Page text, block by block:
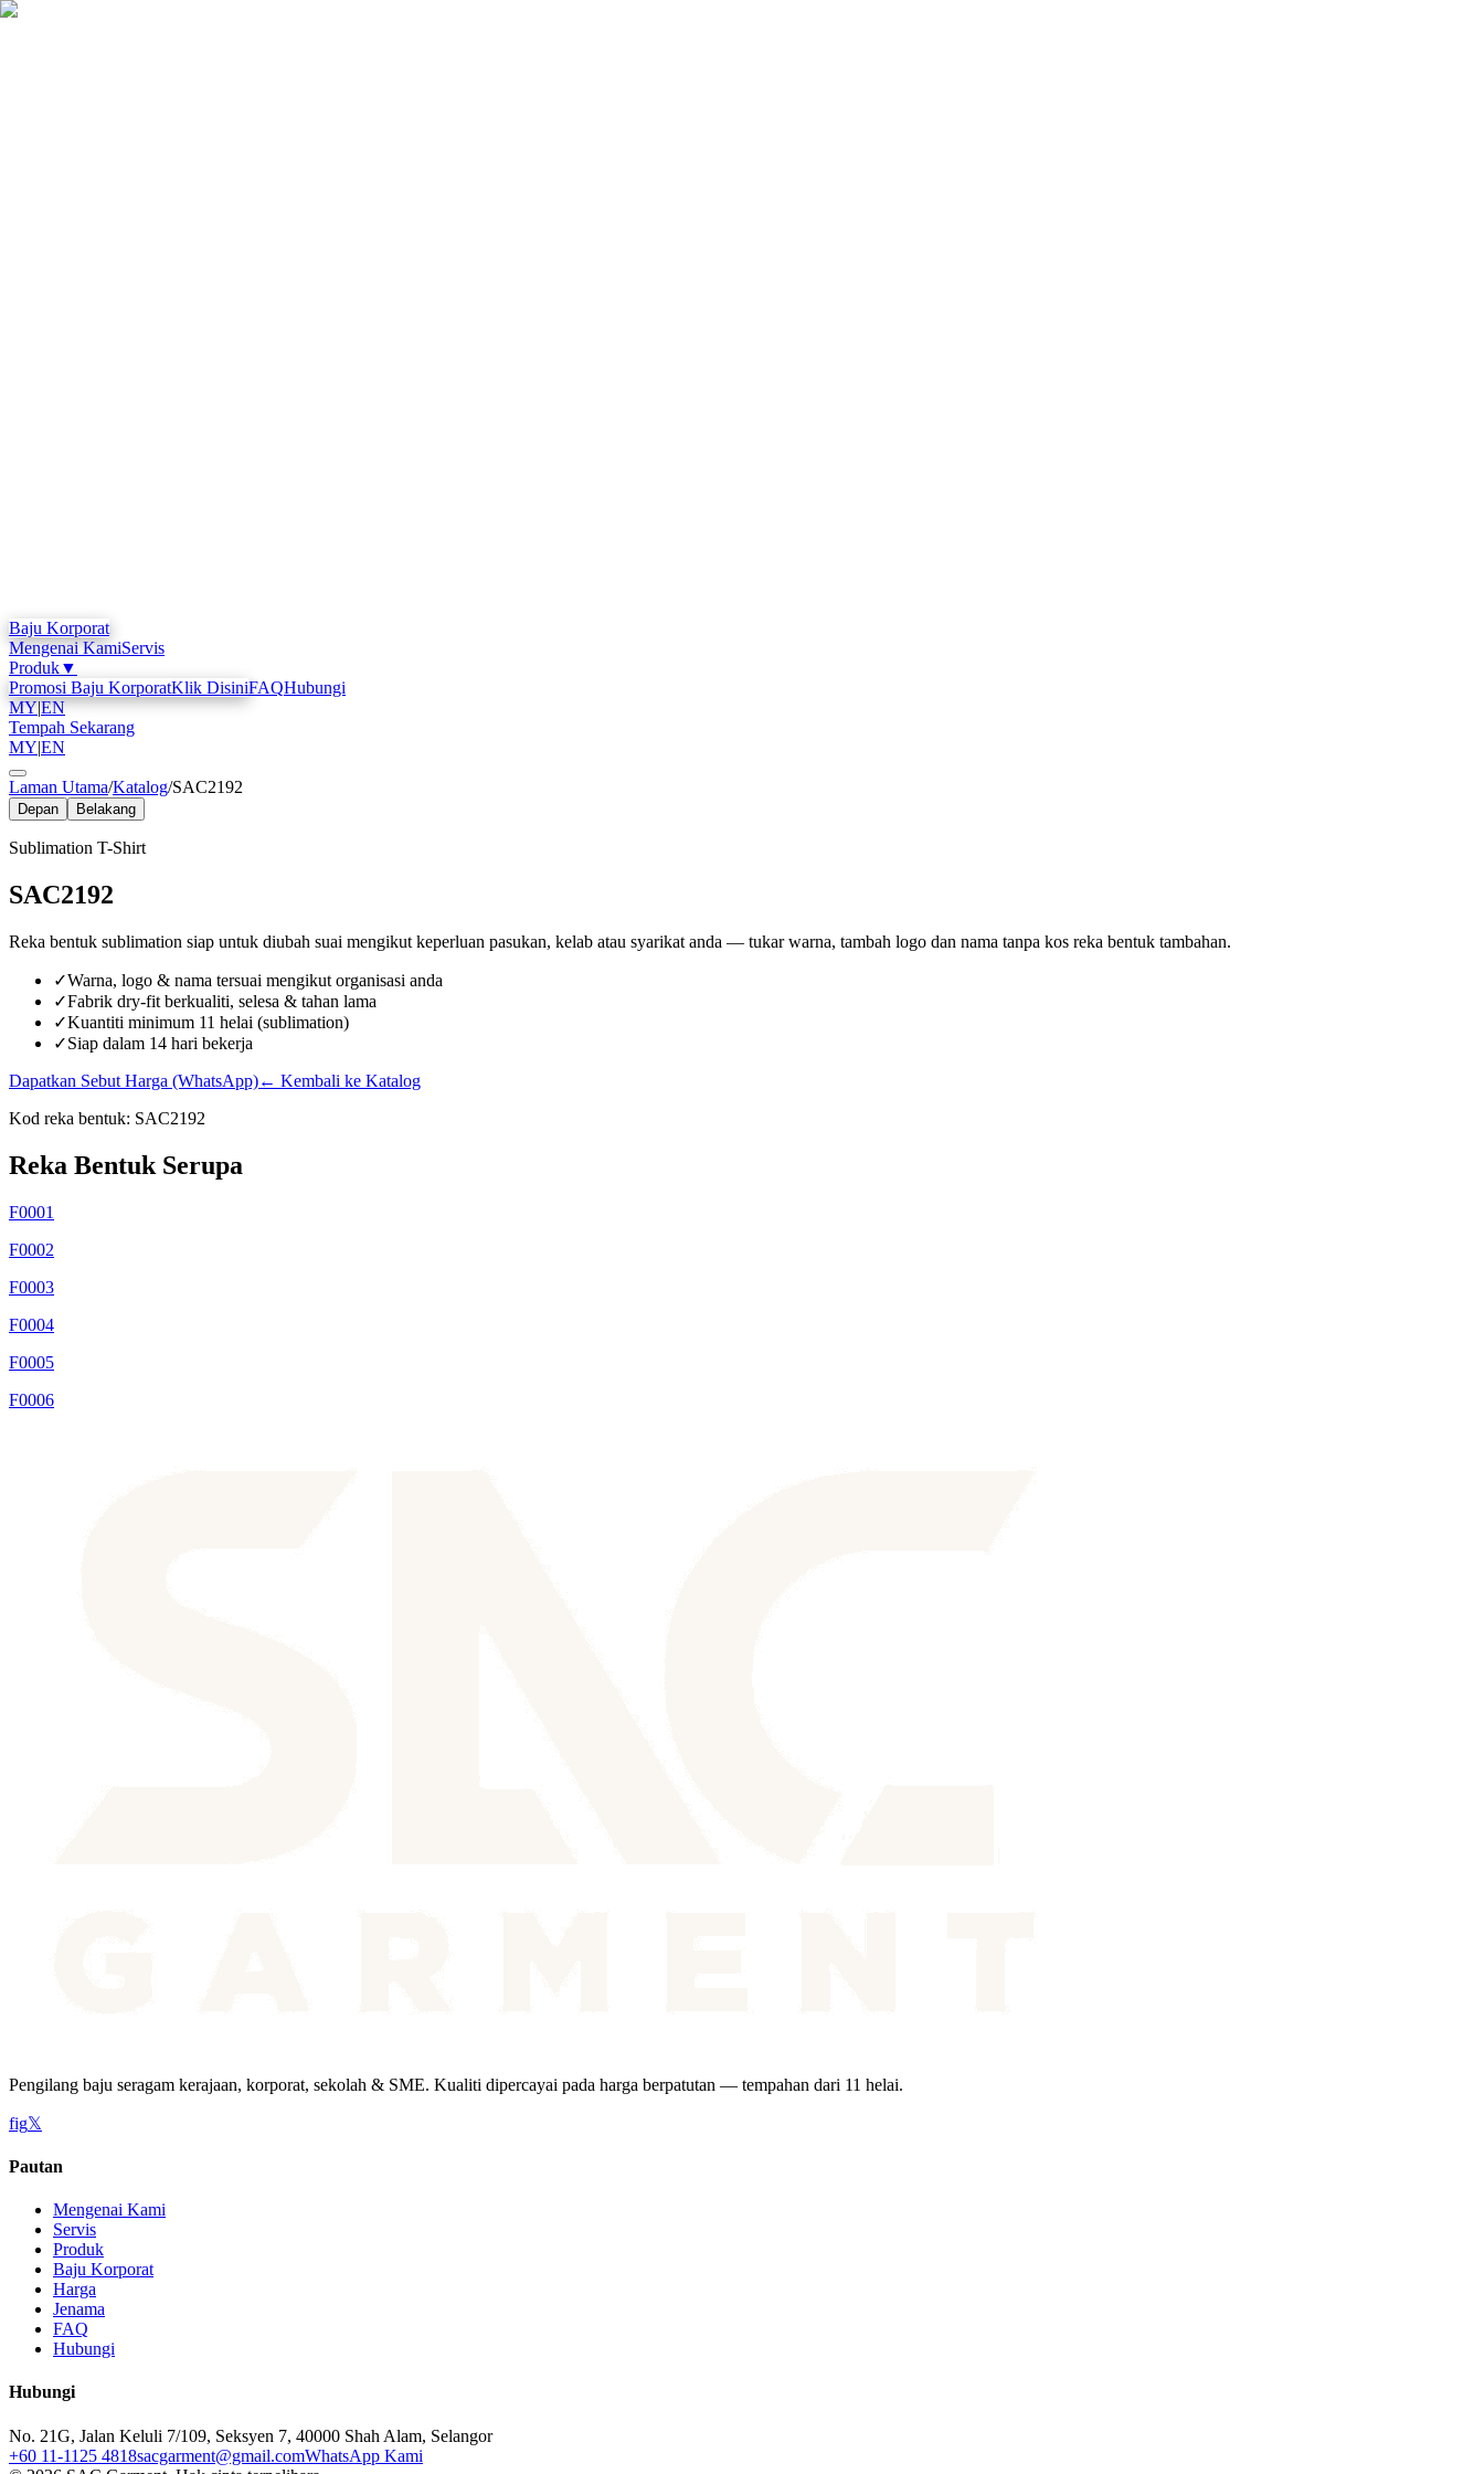
Baju Korporat
Mengenai KamiServis
Produk▼
Promosi Baju KorporatKlik DisiniFAQHubungi
MY|EN
Tempah Sekarang
MY|EN
Laman Utama/Katalog/SAC2192
Depan Belakang
Sublimation T-Shirt
SAC2192
Reka bentuk sublimation siap untuk diubah suai mengikut keperluan pasukan, kelab atau syarikat anda — tukar warna, tambah logo dan nama tanpa kos reka bentuk tambahan.
✓Warna, logo & nama tersuai mengikut organisasi anda
✓Fabrik dry-fit berkualiti, selesa & tahan lama
✓Kuantiti minimum 11 helai (sublimation)
✓Siap dalam 14 hari bekerja
Dapatkan Sebut Harga (WhatsApp)← Kembali ke Katalog
Kod reka bentuk: SAC2192
Reka Bentuk Serupa
F0001
F0002
F0003
F0004
F0005
F0006
Pengilang baju seragam kerajaan, korporat, sekolah & SME. Kualiti dipercayai pada harga berpatutan — tempahan dari 11 helai.
fig𝕏
Pautan
Mengenai Kami
Servis
Produk
Baju Korporat
Harga
Jenama
FAQ
Hubungi
Hubungi
No. 21G, Jalan Keluli 7/109, Seksyen 7, 40000 Shah Alam, Selangor
+60 11-1125 4818sacgarment@gmail.comWhatsApp Kami